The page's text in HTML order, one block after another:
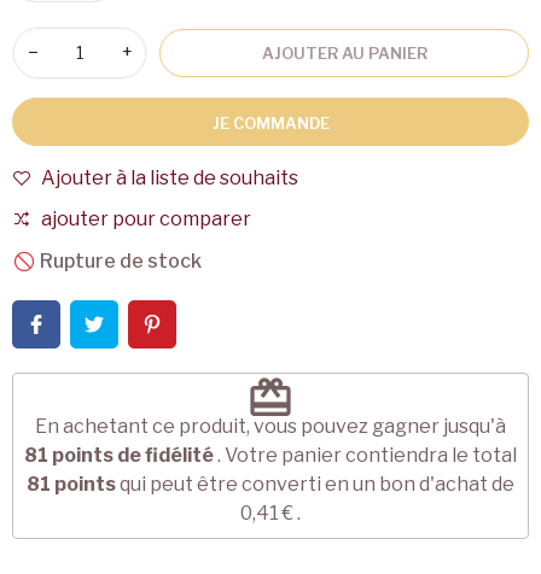
− + AJOUTER AU PANIER
JE COMMANDE
Ajouter à la liste de souhaits
ajouter pour comparer
Rupture de stock
redeem
En achetant ce produit, vous pouvez gagner jusqu'à
81 points de fidélité. Votre panier contiendra le total
81 pointsqui peut être converti en un bon d'achat de
0,41 € .